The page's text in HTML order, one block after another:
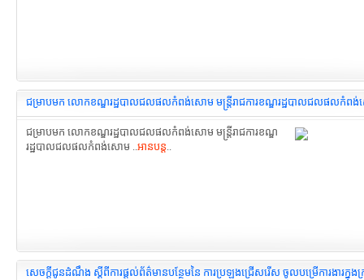
ជម្រាបមក លោកខណ្ឌរដ្ឋបាលជលផលកំពង់សោម មន្ត្រីរាជការខណ្ឌរដ្ឋបាលជលផលកំព
ជម្រាបមក លោកខណ្ឌរដ្ឋបាលជលផលកំពង់សោម មន្ត្រីរាជការខណ្ឌ
រដ្ឋបាលជលផលកំពង់សោម ..អានបន្ត..
សេចក្ដីជូនដំណឹង ស្ដីពីការផ្តល់ព័ត៌មានបន្ថែមនៃ ការប្រឡងជ្រើសរើស ចូលបម្រើការងារក្នុង